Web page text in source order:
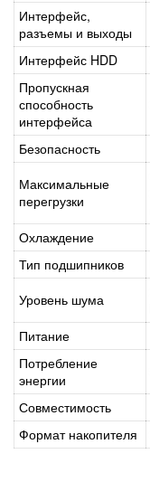
Интерфейс,
разъемы и выходы
Интерфейс HDD
Пропускная
способность
интерфейса
Безопасность
Максимальные
перегрузки
Охлаждение
Тип подшипников
Уровень шума
Питание
Потребление
энергии
Совместимость
Формат накопителя